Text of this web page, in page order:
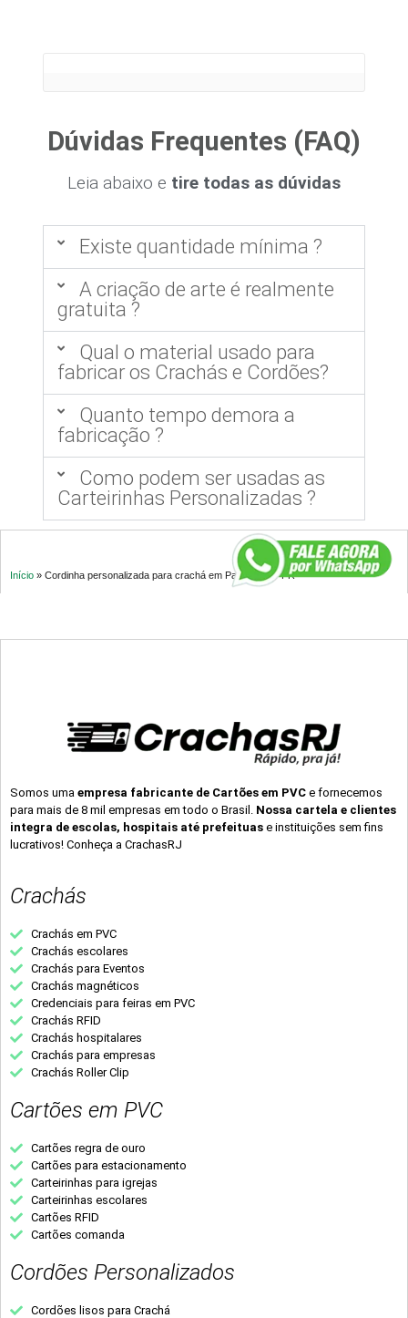
Dúvidas Frequentes (FAQ)
Leia abaixo e tire todas as dúvidas
Existe quantidade mínima ?
A criação de arte é realmente
gratuita ?
Qual o material usado para
fabricar os Crachás e Cordões?
Quanto tempo demora a
fabricação ?
Como podem ser usadas as
Carteirinhas Personalizadas ?
Início » Cordinha personalizada para crachá em Paranavaí – PR
Somos uma empresa fabricante de Cartões em PVC e fornecemos
para mais de 8 mil empresas em todo o Brasil. Nossa cartela e clientes
integra de escolas, hospitais até prefeituas e instituições sem fins
lucrativos! Conheça a CrachasRJ
Crachás
Crachás em PVC
Crachás escolares
Crachás para Eventos
Crachás magnéticos
Credenciais para feiras em PVC
Crachás RFID
Crachás hospitalares
Crachás para empresas
Crachás Roller Clip
Cartões em PVC
Cartões regra de ouro
Cartões para estacionamento
Carteirinhas para igrejas
Carteirinhas escolares
Cartões RFID
Cartões comanda
Cordões Personalizados
Cordões lisos para Crachá